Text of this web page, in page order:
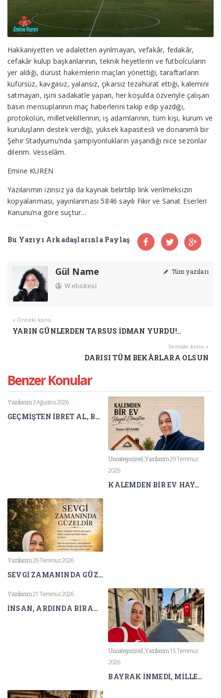
Hakkaniyetten ve adaletten ayrılmayan, vefakâr, fedakâr,
cefakâr kulüp başkanlarının, teknik heyetlerin ve futbolcuların
yer aldığı, dürüst hakemlerin maçları yönettiği, taraftarların
küfürsüz, kavgasız, yalansız, çıkarsız tezahürat ettiği, kalemini
satmayan, işini sadakatle yapan, her koşulda özveriyle çalışan
basın mensuplarının maç haberlerini takip edip yazdığı,
protokolün, milletvekillerinin, iş adamlarının, tüm kişi, kurum ve
kuruluşların destek verdiği, yüksek kapasitesli ve donanımlı bir
Şehir Stadyumu’nda şampiyonlukların yaşandığı nice sezonlar
dilerim. Vesselâm.
Emine KUREN
Yazılarımın izinsiz ya da kaynak belirtilip link verilmeksizin
kopyalanması, yayınlanması 5846 sayılı Fikir ve Sanat Eserleri
Kanunu’na göre suçtur…
Bu Yazıyı Arkadaşlarınla Paylaş
Gül Name Tüm yazıları
Websitesi
« Önceki konu
YARIN GÜNLERDEN TARSUS İDMAN YURDU!..
Sonraki konu »
DARISI TÜM BEKÂRLARA OLSUN
Benzer Konular
Yazılarım3 Ağustos 2026
GEÇMİŞTEN İBRET AL, BUGÜNÜ YAŞA, GELECEĞİNİ İNŞA ET
Uncategorized,Yazılarım29 Temmuz
2026
KALEMDEN BİR EV HAYAL ETMİŞTİM
Yazılarım26 Temmuz 2026
SEVGİ ZAMANINDA GÜZELDİR
Yazılarım21 Temmuz 2026
İNSAN, ARDINDA BIRAKTIĞI İZ KADAR YAŞAR
Uncategorized,Yazılarım15 Temmuz
2026
BAYRAK İNMEDİ, MİLLET EĞİLMEDİ